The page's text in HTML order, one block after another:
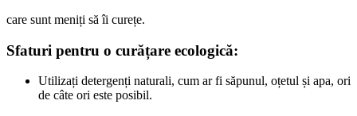
care sunt meniți să îi curețe.
Sfaturi pentru o curățare ecologică:
Utilizați detergenți naturali, cum ar fi săpunul, oțetul și apa, ori
de câte ori este posibil.